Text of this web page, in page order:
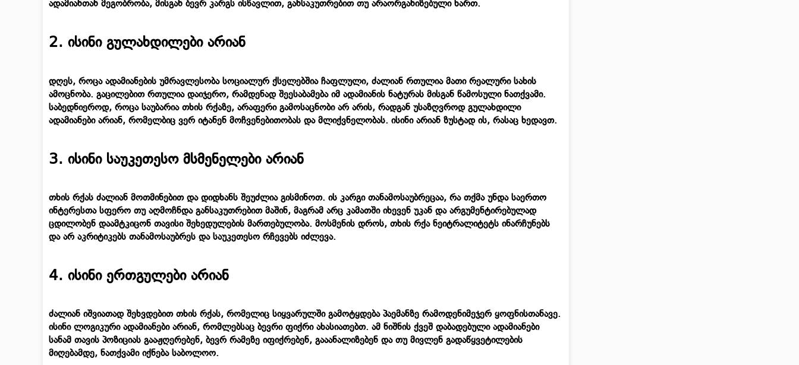
ადამიანთან მეგობრობა, მისგან ბევრ კარგს ისწავლით, განსაკუთრებით თუ არაორგანიზებული ხართ.
2. ისინი გულახდილები არიან
დღეს, როცა ადამიანების უმრავლესობა სოციალურ ქსელებშია ჩაფლული, ძალიან რთულია მათი რეალური სახის
ამოცნობა. გაცილებით რთულია დაიჯერო, რამდენად შეესაბამება იმ ადამიანის ნატურას მისგან წამოსული ნათქვამი.
საბედნიეროდ, როცა საუბარია თხის რქაზე, არაფერი გამოსაცნობი არ არის, რადგან უსაზღვროდ გულახდილი
ადამიანები არიან, რომელბიც ვერ იტანენ მოჩვენებითობას და მლიქვნელობას. ისინი არიან ზუსტად ის, რასაც ხედავთ.
3. ისინი საუკეთესო მსმენელები არიან
თხის რქას ძალიან მოთმინებით და დიდხანს შეუძლია გისმინოთ. ის კარგი თანამოსაუბრეცაა, რა თქმა უნდა საერთო
ინტერესთა სფერო თუ აღმოჩნდა განსაკუთრებით მაშინ, მაგრამ არც კამათში იხევენ უკან და არგუმენტირებულად
ცდილობენ დაამტკიცონ თავისი შეხედულების მართებულობა. მოსმენის დროს, თხის რქა ნეიტრალიტეტს ინარჩუნებს
და არ აკრიტიკებს თანამოსაუბრეს და საუკეთესო რჩევებს იძლევა.
4. ისინი ერთგულები არიან
ძალიან იშვიათად შეხვდებით თხის რქას, რომელიც სიყვარულში გამოტყდება პაემანზე რამოდენიმეჯერ ყოფნისთანავე.
ისინი ლოგიკური ადამიანები არიან, რომლებსაც ბევრი ფიქრი ახასიათებთ. ამ ნიშნის ქვეშ დაბადებული ადამიანები
სანამ თავის პოზიციას გააჟღერებენ, ბევრ რამეზე იფიქრებენ, გააანალიზებენ და თუ მივლენ გადაწყვეტილების
მიღებამდე, ნათქვამი იქნება საბოლოო.